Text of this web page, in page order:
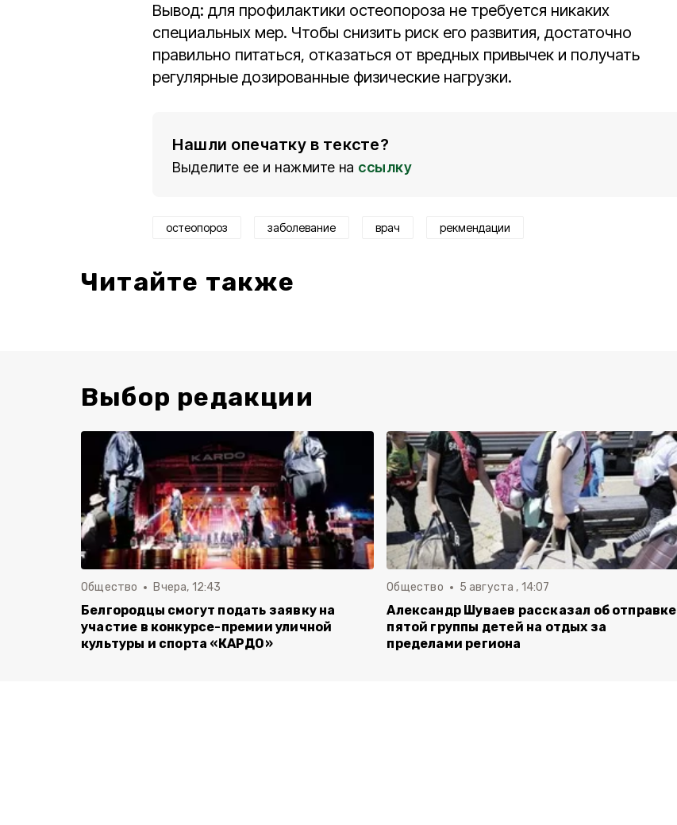
Вывод: для профилактики остеопороза не требуется никаких
специальных мер. Чтобы снизить риск его развития, достаточно
правильно питаться, отказаться от вредных привычек и получать
регулярные дозированные физические нагрузки.
Нашли опечатку в тексте?
Выделите ее и нажмите на ссылку
остеопороз заболевание врач рекмендации
Читайте также
Выбор редакции
Общество Вчера, 12:43
Белгородцы смогут подать заявку на
участие в конкурсе-премии уличной
культуры и спорта «КАРДО»
Общество 5 августа , 14:07
Александр Шуваев рассказал об отправке
пятой группы детей на отдых за
пределами региона